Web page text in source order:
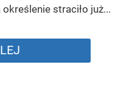
straciło już...